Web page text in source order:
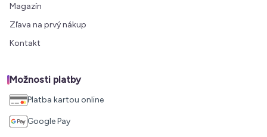
Magazín
Zľava na prvý nákup
Kontakt
Možnosti platby
Platba kartou online
Google Pay